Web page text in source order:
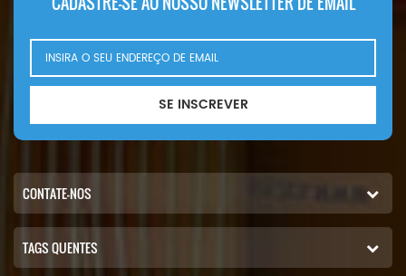
SE INSCREVER
CONTATE-NOS
TAGS QUENTES